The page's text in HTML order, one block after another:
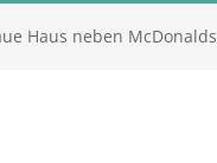
Haus neben McDonalds